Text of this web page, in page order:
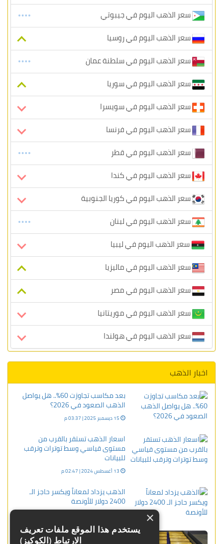
سعر الذهب اليوم في جيبوتي
سعر الذهب اليوم في روسيا
سعر الذهب اليوم في سلطنة عمان
سعر الذهب اليوم في سوريا
سعر الذهب اليوم في سويسرا
سعر الذهب اليوم في فرنسا
سعر الذهب اليوم في قطر
سعر الذهب اليوم في كندا
سعر الذهب اليوم في كوريا الجنوبية
سعر الذهب اليوم في لبنان
سعر الذهب اليوم في ليبيا
سعر الذهب اليوم في ماليزيا
سعر الذهب اليوم في مصر
سعر الذهب اليوم في موريتانيا
سعر الذهب اليوم في هولندا
اخبار الذهب
بعد مكاسب تجاوزت 60%.. هل يواصل
الذهب الصعود في 2026؟
اسعار الذهب تستقر بالقرب من
مستوى قياسي وسط توترات وترقب
للبيانات
الذهب يزداد لمعاناً ويكسر حاجز الـ
2400 دولار للأونصة
الذهب يرتفع مع ضعف الدولار
×
يستخدم هذا الموقع ملفات تعريف
الارتباط (الكوكيز)